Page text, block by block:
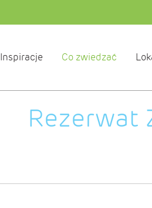
Inspiracje Co zwiedzać
Rezerwat